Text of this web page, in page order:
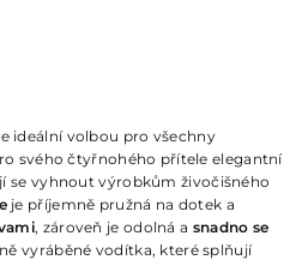
ideální volbou pro všechny
svého čtyřnohého přítele elegantní
se vyhnout výrobkům živočišného
je příjemně pružná na dotek a
, zároveň je odolná a snadno se
vyráběné vodítka, které splňují